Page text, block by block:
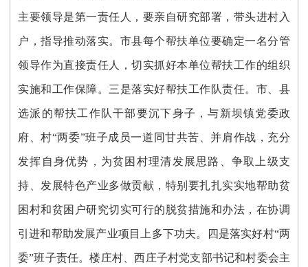
主要领导是第一责任人，要亲自研究部署，带头进村入
户，指导推动落实。市县每个帮扶单位要确定一名分管
领导作为直接责任人，切实抓好本单位帮扶工作的组织
实施和工作保障。三是落实好帮扶工作队责任。市、县
选派的帮扶工作队干部要沉下身子，与新坝镇党委政
府、村“两委”班子成员一道同甘共苦、并肩作战，充分
发挥自身优势，为贫困村理清发展思路、争取上级支
持、发展特色产业多做贡献，特别要扎扎实实地帮助贫
困村和贫困户研究切实可行的脱贫措施和办法，在协调
引进和帮助发展产业项目上多下功夫。四是落实好村“两
委”班子责任。楼庄村、西庄子村党支部书记和村委会主